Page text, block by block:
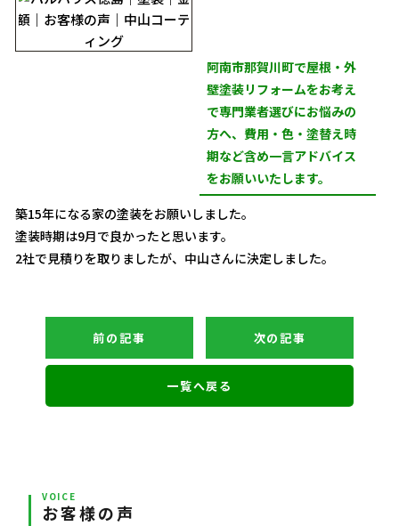
阿南市那賀川町で屋根・外
壁塗装リフォームをお考え
で専門業者選びにお悩みの
方へ、費用・色・塗替え時
期など含め一言アドバイス
をお願いいたします。
築15年になる家の塗装をお願いしました。
塗装時期は9月で良かったと思います。
2社で見積りを取りましたが、中山さんに決定しました。
前の記事 次の記事
一覧へ戻る
VOICE
お客様の声